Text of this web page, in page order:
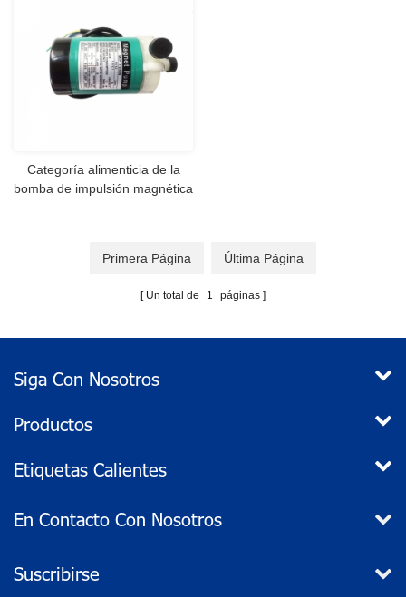
Categoría alimenticia de la
bomba de impulsión magnética
Primera Página Última Página
Un total de 1 páginas
Siga Con Nosotros
Productos
Etiquetas Calientes
En Contacto Con Nosotros
Suscribirse